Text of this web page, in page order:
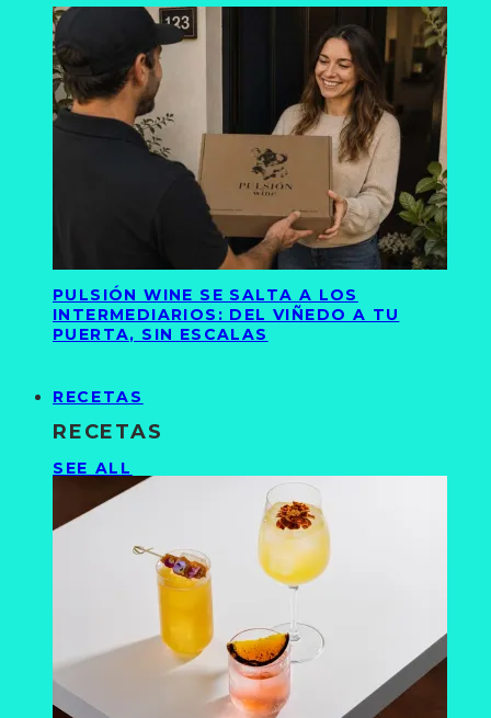
PULSIÓN WINE SE SALTA A LOS
INTERMEDIARIOS: DEL VIÑEDO A TU
PUERTA, SIN ESCALAS
RECETAS
RECETAS
SEE ALL